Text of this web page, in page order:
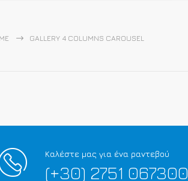
GALLERY 4 COLUMNS CAROUSEL
Καλέστε μας για ένα ραντεβού
(+30) 2751 067300